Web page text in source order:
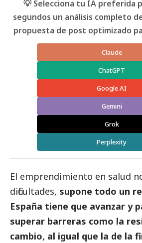
💡 Selecciona tu IA preferida
segundos un análisis completo
propuesta de post optimizado
Claude
ChatGPT
Google AI
Gemini
Grok
Perplexity
El emprendimiento en salud
dificultades, supone todo un
España tiene que avanzar y
superar barreras como la
cambio, al igual que la de la